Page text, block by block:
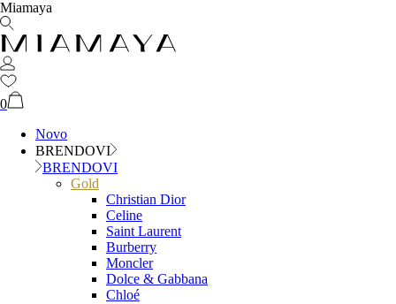
Miamaya
0
Novo
BRENDOVI
BRENDOVI
Gold
Christian Dior
Celine
Saint Laurent
Burberry
Moncler
Dolce & Gabbana
Chloé